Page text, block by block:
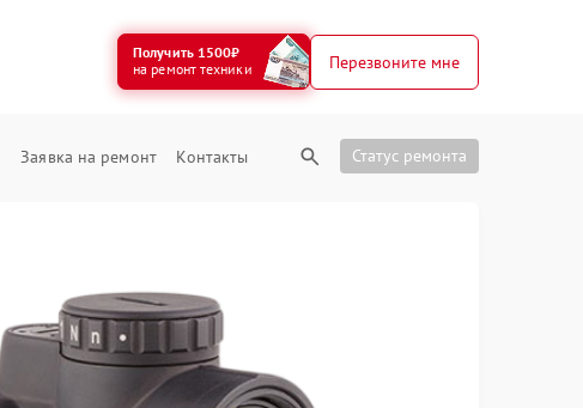
Получить 1500₽
на ремонт техники
Перезвоните мне
Заявка на ремонт Контакты Статус ремонта